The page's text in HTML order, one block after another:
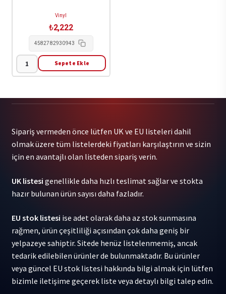
Vinyl
₺2,222
4582782930943
01sail
Night
1LP
adet
Sepete Ekle
Sipariş vermeden önce lütfen UK ve EU listeleri dahil
olmak üzere tüm listelerdeki fiyatları karşılaştırın ve sizin
için en avantajlı olan listeden sipariş verin.
UK listesi genellikle daha hızlı teslimat sağlar ve stokta
hazır bulunan ürün sayısı daha fazladır.
EU stok listesi ise adet olarak daha az stok sunmasına
rağmen, ürün çeşitliliği açısından çok daha geniş bir
yelpazeye sahiptir. Sitede henüz listelenmemiş, ancak
tedarik edilebilen ürünler de bulunmaktadır. Bu ürünler
veya güncel EU stok listesi hakkında bilgi almak için lütfen
bizimle iletişime geçerek liste veya detaylı bilgi talep edin.